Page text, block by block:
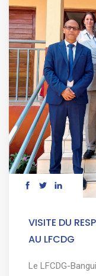
VISITE DU
AU LFCDG
Le LFCDG-